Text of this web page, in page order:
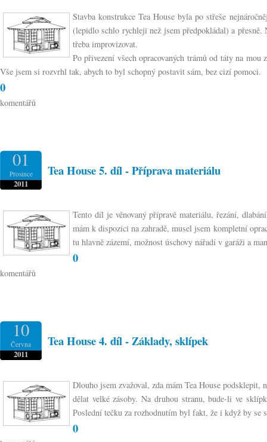
Stavba konstrukce Tea House byla po střeše
(lepidlo schlo rychleji než jsem předpokládal) a
třeba improvizovat.
Po přivezení všech opracovaných trámů od táty na
Vše jsem si rozvrhl tak, abych to byl schopný postavit sám, bez cizí pomoci.
0
komentářů
01
Prosince
2011
Tea House 5. díl - Příprava materiálu
Tento díl je věnovaný přípravě materiálu, řezání,
mám k dispozici na zahradě, musel jsem kompletní
tu hlavně zázemí, možnost úschovy nářadí v garáži a
0
komentářů
10
Června
2011
Tea House 4. díl - Základy, sklípek
Dlouho jsem zvažoval, zda mám Tea House
dělat velké zásoby. Na druhou stranu, bude-li ve
Poslední tečku za rozhodnutím byl fakt, že i když by
0